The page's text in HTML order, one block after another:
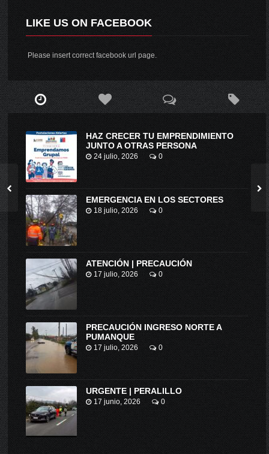
LIKE US ON FACEBOOK
Please insert correct facebook url page.
HAZ CRECER TU EMPRENDIMIENTO
JUNTO A OTRAS PERSONA
24 julio, 2026 0
EMERGENCIA EN LOS SECTORES
18 julio, 2026 0
ATENCIÓN | PRECAUCIÓN
17 julio, 2026 0
PRECAUCIÓN INGRESO NORTE A
PUMANQUE
17 julio, 2026 0
URGENTE | PERALILLO
17 junio, 2026 0